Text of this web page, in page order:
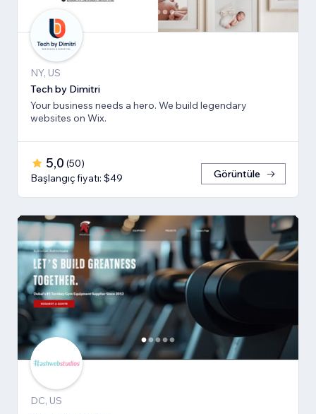
NY, US
Tech by Dimitri
Your business needs a hero. We build legendary
websites on Wix.
5,0 (50)
Başlangıç fiyatı: $49
Görüntüle
DC, US